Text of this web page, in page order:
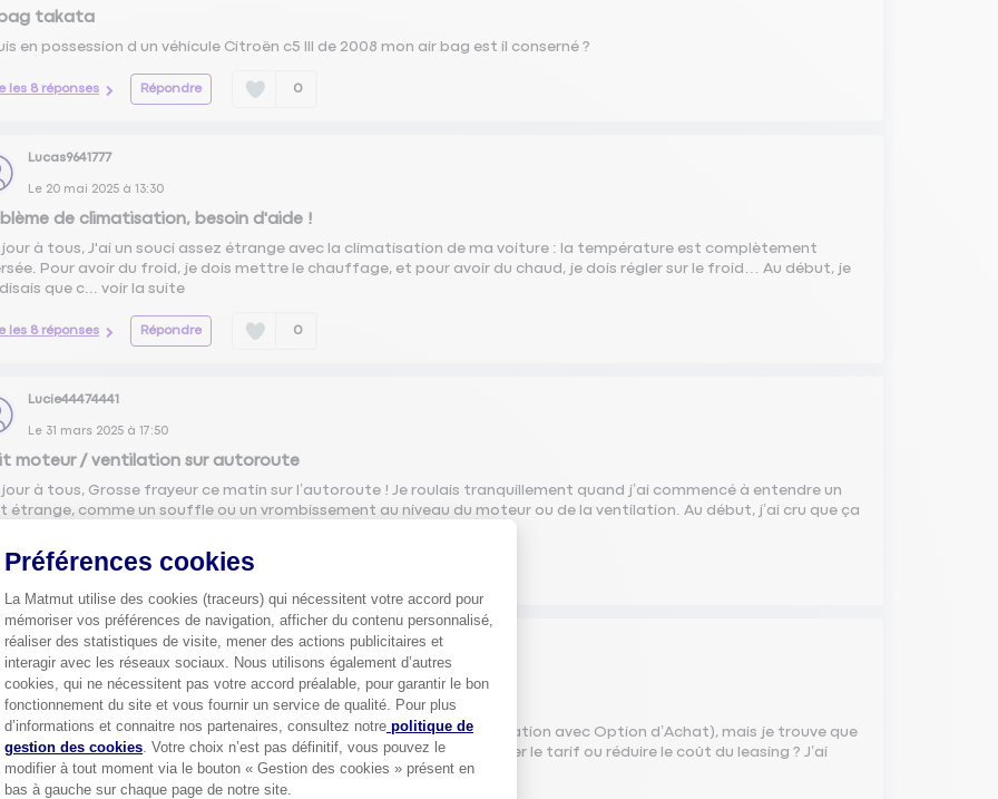
takata
en possession d un véhicule Citroën c5 III de 2008 mon air bag est il conserné ?
les 8 réponses Répondre 0
Lucas9641777
Le 20 mai 2025 à13:30
de climatisation, besoin d'aide !
à tous, J'ai un souci assez étrange avec la climatisation de ma voiture : la température est complètement
Pour avoir du froid, je dois mettre le chauffage, et pour avoir du chaud, je dois régler sur le froid… Au début, je
que c...voir la suite
les 8 réponses Répondre 0
Lucie44474441
Le 31 mars 2025 à17:50
moteur / ventilation sur autoroute
à tous, Grosse frayeur ce matin sur l’autoroute ! Je roulais tranquillement quand j’ai commencé à entendre un
étrange, comme un souffle ou un vrombissement au niveau du moteur ou de la ventilation. Au début, j’ai cru que ça
pass...
les 7 réponses Répondre
Nicolas96474125
Le21 février 2025
Citroën trop chère : comment négocier le prix ?
Je suis en pleine recherche pour acquérir une Citroën en LOA (Location avec Option d’Achat), mais je trouve que
restent encore assez élevés… Avez-vous des astuces pour négocier le tarif ou réduire le coût du leasing ? J’ai
voir la suite
Préférences cookies
La Matmut utilise des cookies (traceurs) qui nécessitent votre accord pour
mémoriser vos préférences de navigation, afficher du contenu personnalisé,
réaliser des statistiques de visite, mener des actions publicitaires et
interagir avec les réseaux sociaux. Nous utilisons également d’autres
cookies, qui ne nécessitent pas votre accord préalable, pour garantir le bon
fonctionnement du site et vous fournir un service de qualité. Pour plus
d’informations et connaitre nos partenaires, consultez notre politique de
gestion des cookies. Votre choix n’est pas définitif, vous pouvez le
modifier à tout moment via le bouton « Gestion des cookies » présent en
bas à gauche sur chaque page de notre site.
Axeptio consent